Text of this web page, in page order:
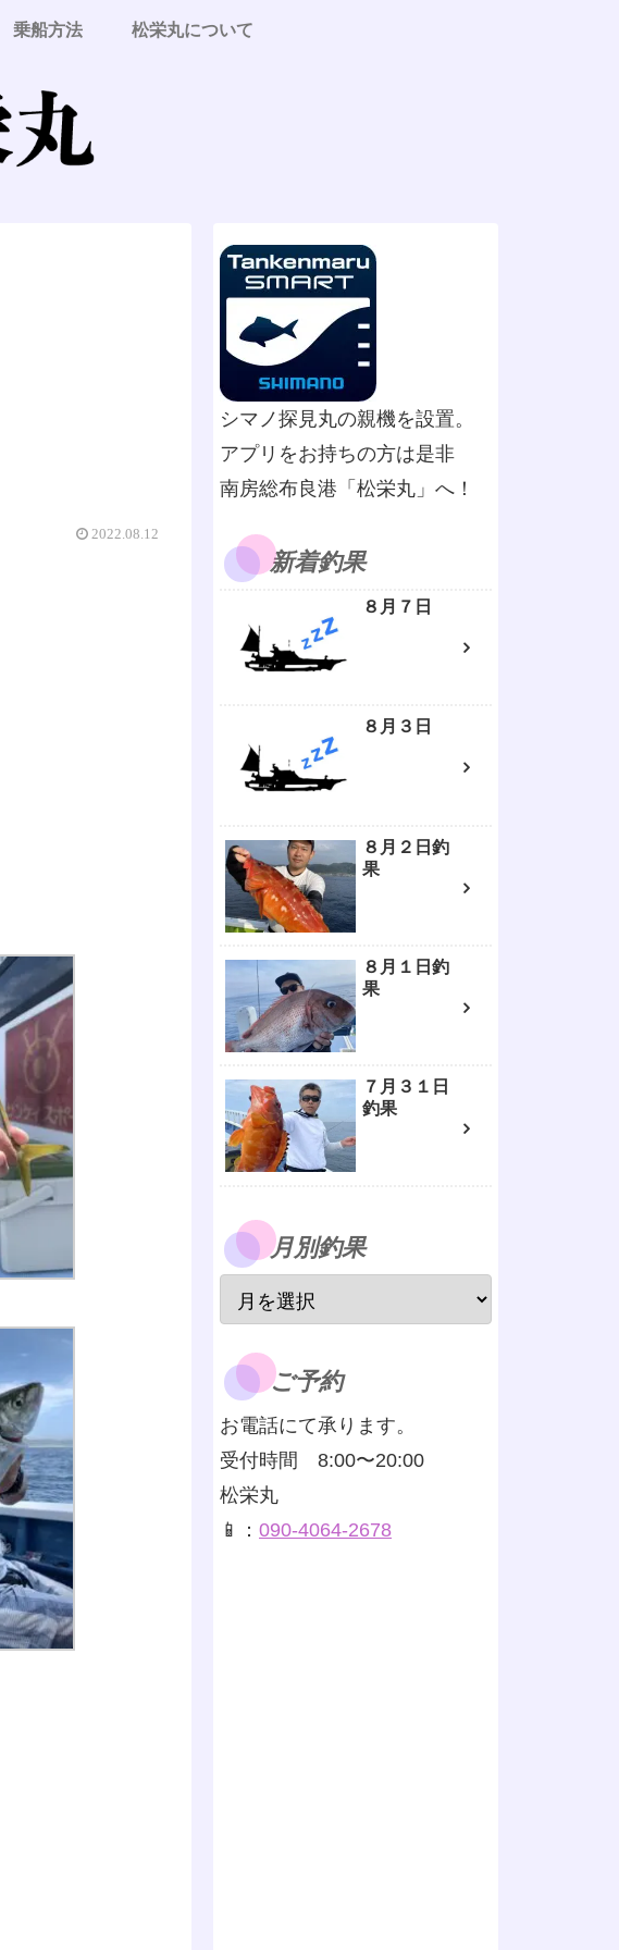
乗船方法 松栄丸について
2022.08.12
シマノ探見丸の親機を設置。
アプリをお持ちの方は是非
南房総布良港「松栄丸」へ！
新着釣果
８月７日
８月３日
８月２日釣
果
８月１日釣
果
７月３１日
釣果
月別釣果
ご予約
お電話にて承ります。
受付時間 8:00〜20:00
松栄丸
📱： 090-4064-2678